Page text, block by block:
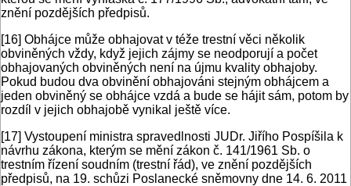
znění pozdějších předpisů.
[16] Obhájce může obhajovat v téže trestní věci několik
obviněných vždy, když jejich zájmy se neodporují a počet
obhajovaných obviněných není na újmu kvality obhajoby.
Pokud budou dva obvinění obhajováni stejným obhájcem a
jeden obviněný se obhájce vzdá a bude se hájit sám, potom by
rozdíl v jejich obhajobě vynikal ještě více.
[17] Vystoupení ministra spravedlnosti JUDr. Jiřího Pospíšila k
návrhu zákona, kterým se mění zákon č. 141/1961 Sb. o
trestním řízení soudním (trestní řád), ve znění pozdějších
předpisů, na 19. schůzi Poslanecké sněmovny dne 14. 6. 2011